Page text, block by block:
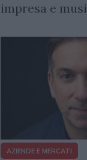
impresa e
AZIENDE E MERCATI